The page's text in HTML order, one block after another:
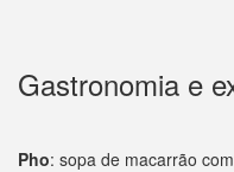
Gastronomia e
Pho: sopa de macarrão